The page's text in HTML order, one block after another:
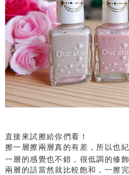
直接來試擦給你們看！
擦一層擦兩層真的有差，所以也
一層的感覺也不錯，很低調的修
兩層的話當然就比較飽和，一擦